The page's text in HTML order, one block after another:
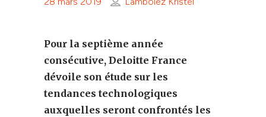
Pour la septième année
consécutive, Deloitte France
dévoile son étude sur les
tendances technologiques
auxquelles seront confrontés les